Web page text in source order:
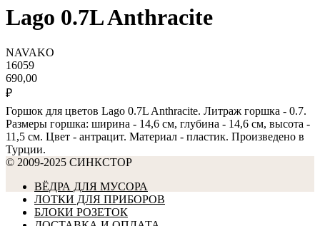
Lago 0.7L Anthracite
NAVAKO
16059
690,00
₽
Горшок для цветов Lago 0.7L Anthracite. Литраж горшка - 0.7.
Размеры горшка: ширина - 14,6 см, глубина - 14,6 см, высота -
11,5 см. Цвет - антрацит. Материал - пластик. Произведено в
Турции.
© 2009-2025 СИНКСТОР
ВЁДРА ДЛЯ МУСОРА
ЛОТКИ ДЛЯ ПРИБОРОВ
БЛОКИ РОЗЕТОК